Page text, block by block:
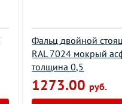
Фальц двойной
RAL 7024 мокрый
толщина 0,5
1273.00руб.